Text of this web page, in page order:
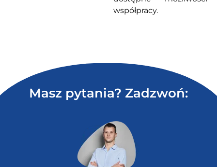
współpracy.
Masz pytania? Zadzwoń: